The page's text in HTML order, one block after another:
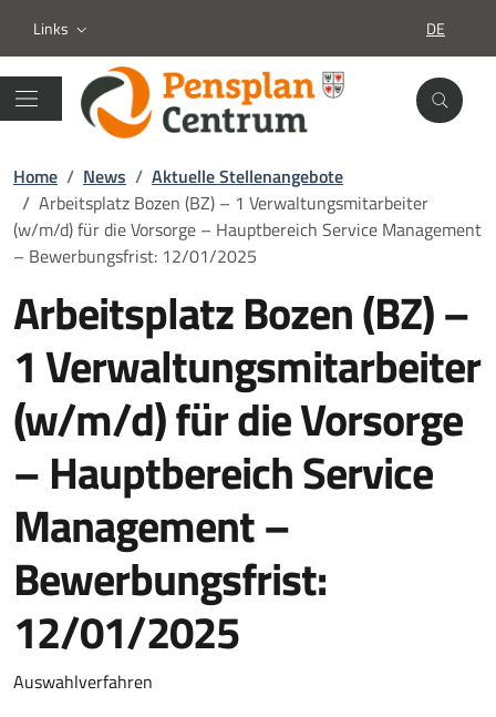
Links DE
Home / News / Aktuelle Stellenangebote
/ Arbeitsplatz Bozen (BZ) – 1 Verwaltungsmitarbeiter
(w/m/d) für die Vorsorge – Hauptbereich Service Management
– Bewerbungsfrist: 12/01/2025
Arbeitsplatz Bozen (BZ) –
1 Verwaltungsmitarbeiter
(w/m/d) für die Vorsorge
– Hauptbereich Service
Management –
Bewerbungsfrist:
12/01/2025
Details zur News
Auswahlverfahren